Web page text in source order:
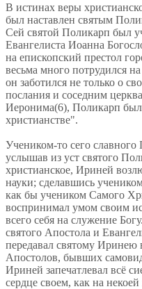
В истинах веры
был наставлен святым
Сей святой Поликарп был
Евангелиста Иоанна
на епископский престол
весьма много потрудился
он заботился не только о
послания и соседним
Иеронима(6), Поликарп
христианстве".
Учеником-то сего
услышав из уст святого
христианское, Ириней
науки; сделавшись
как бы учеником Самого
воспринимал умом своим
всего себя на служение
святого Апостола и
передавал святому Иринею
Апостолов, бывших
Ириней запечатлевал всё
сердце своем, как на некоей